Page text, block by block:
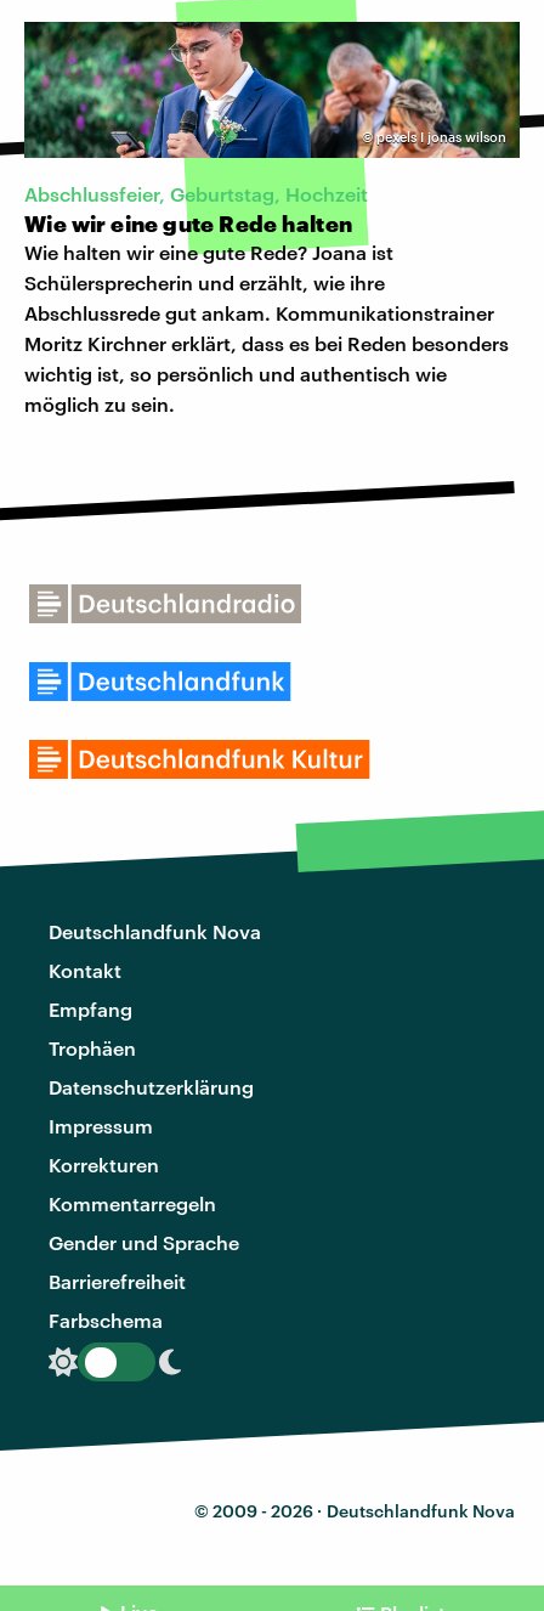
©pexels I jonas wilson
Abschlussfeier, Geburtstag, Hochzeit
Wie wir eine gute Rede halten
Wie halten wir eine gute Rede? Joana ist
Schülersprecherin und erzählt, wie ihre
Abschlussrede gut ankam. Kommunikationstrainer
Moritz Kirchner erklärt, dass es bei Reden besonders
wichtig ist, so persönlich und authentisch wie
möglich zu sein.
Deutschlandfunk Nova
Kontakt
Empfang
Trophäen
Datenschutzerklärung
Impressum
Korrekturen
Kommentarregeln
Gender und Sprache
Barrierefreiheit
Farbschema
© 2009 - 2026 · Deutschlandfunk Nova